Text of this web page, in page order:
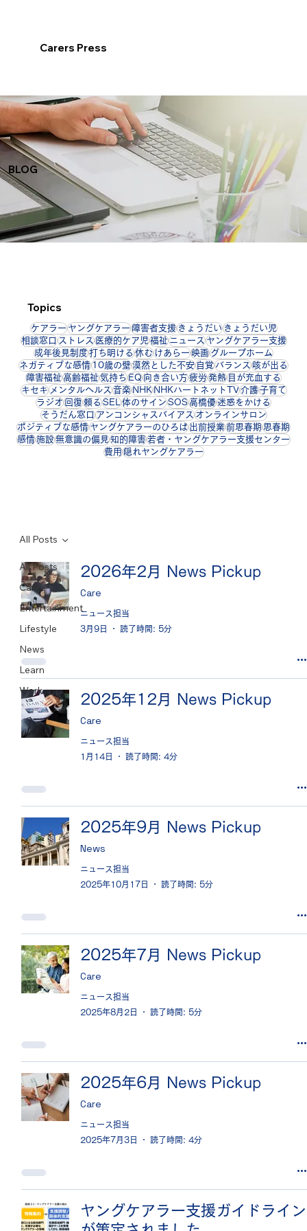
Carers Press
BLOG
All Posts
Care
Entertainment
Lifestyle
News
Learn
Work
All Posts
2026年2月 News Pickup
Care
ニュース担当
3月9日
読了時間: 5分
2025年12月 News Pickup
Care
ニュース担当
1月14日
読了時間: 4分
2025年9月 News Pickup
News
ニュース担当
2025年10月17日
読了時間: 5分
2025年7月 News Pickup
Care
ニュース担当
2025年8月2日
読了時間: 5分
2025年6月 News Pickup
Care
ニュース担当
2025年7月3日
読了時間: 4分
ヤングケアラー支援ガイドライン
Topics
ケアラーヤングケアラー障害者支援きょうだいきょうだい児
相談窓口ストレス医療的ケア児福祉ニュースヤングケアラー支援
成年後見制度打ち明ける休むけあらー映画グループホーム
ネガティブな感情10歳の壁漠然とした不安自覚バランス咳が出る
障害福祉高齢福祉気持ちEQ向き合い方疲労発熱目が充血する
キセキメンタルヘルス音楽NHKNHKハートネットTV介護子育て
ラジオ回復頼るSEL体のサインSOS高橋優迷惑をかける
そうだん窓口アンコンシャスバイアスオンラインサロン
ポジティブな感情ヤングケアラーのひろば出前授業前思春期思春期
感情施設無意識の偏見知的障害若者・ヤングケアラー支援センター
費用隠れヤングケアラー